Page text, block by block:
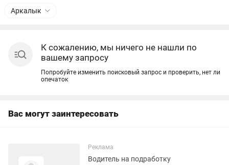
Аркалык
К сожалению, мы ничего не нашли по
вашему запросу
Попробуйте изменить поисковый запрос и проверить, нет ли
опечаток
Вас могут заинтересовать
Реклама
Водитель на подработку